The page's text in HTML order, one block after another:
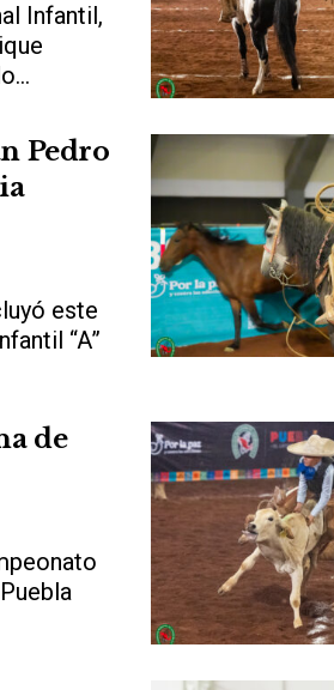
Infantil,
Pedro
este
“A”
de